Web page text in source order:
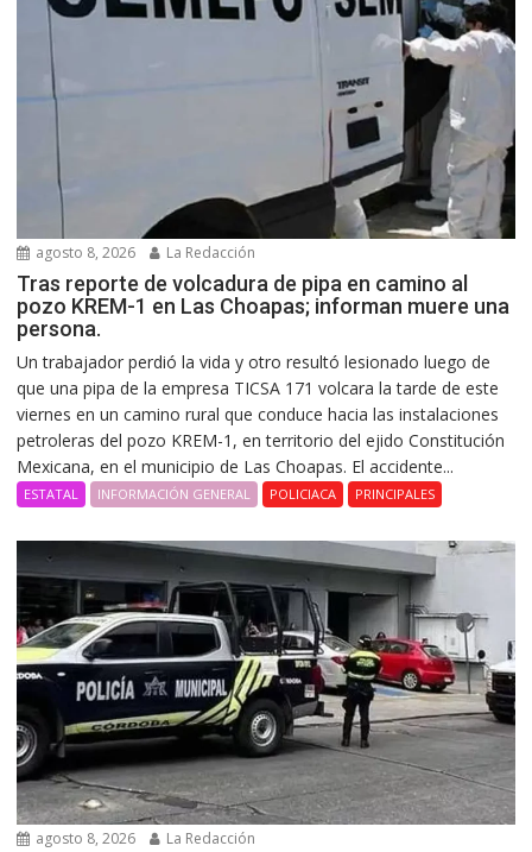
agosto 8, 2026 La Redacción
Tras reporte de volcadura de pipa en camino al
pozo KREM-1 en Las Choapas; informan muere una
persona.
Un trabajador perdió la vida y otro resultó lesionado luego de
que una pipa de la empresa TICSA 171 volcara la tarde de este
viernes en un camino rural que conduce hacia las instalaciones
petroleras del pozo KREM-1, en territorio del ejido Constitución
Mexicana, en el municipio de Las Choapas. El accidente...
ESTATAL INFORMACIÓN GENERAL POLICIACA PRINCIPALES
agosto 8, 2026 La Redacción